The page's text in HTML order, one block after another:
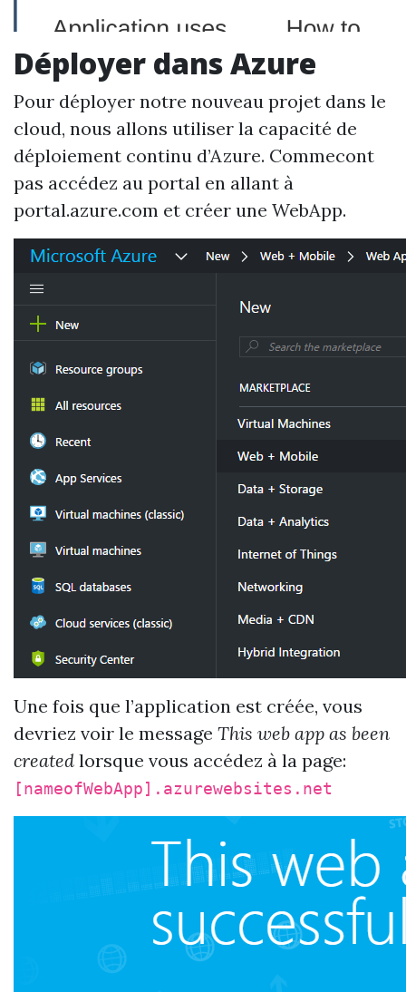
Déployer dans Azure
Pour déployer notre nouveau projet dans le
cloud, nous allons utiliser la capacité de
déploiement continu d’Azure. Commecont
pas accédez au portal en allant à
portal.azure.com et créer une WebApp.
Une fois que l’application est créée, vous
devriez voir le message This web app as been
created lorsque vous accédez à la page:
[nameofWebApp].azurewebsites.net